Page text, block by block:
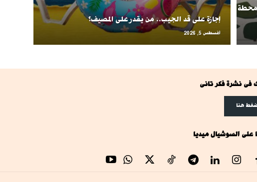
محطة
إجازة على قد الجيب.. من يقدر على المصيف؟
أغسطس 5, 2026
فى نشرة فكر تانى
هنا
على السوشيال ميديا